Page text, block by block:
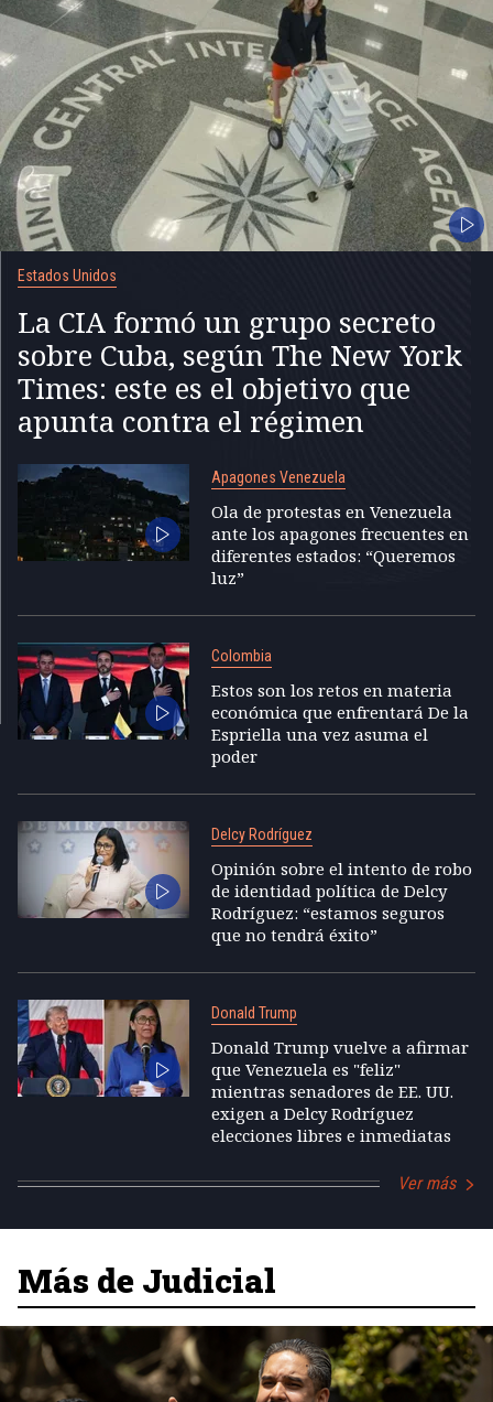
Estados Unidos
La CIA formó un grupo secreto
sobre Cuba, según The New York
Times: este es el objetivo que
apunta contra el régimen
Apagones Venezuela
Ola de protestas en Venezuela
ante los apagones frecuentes en
diferentes estados: “Queremos
luz”
Colombia
Estos son los retos en materia
económica que enfrentará De la
Espriella una vez asuma el
poder
Delcy Rodríguez
Opinión sobre el intento de robo
de identidad política de Delcy
Rodríguez: “estamos seguros
que no tendrá éxito”
Donald Trump
Donald Trump vuelve a afirmar
que Venezuela es "feliz"
mientras senadores de EE. UU.
exigen a Delcy Rodríguez
elecciones libres e inmediatas
Ver más
Más de Judicial